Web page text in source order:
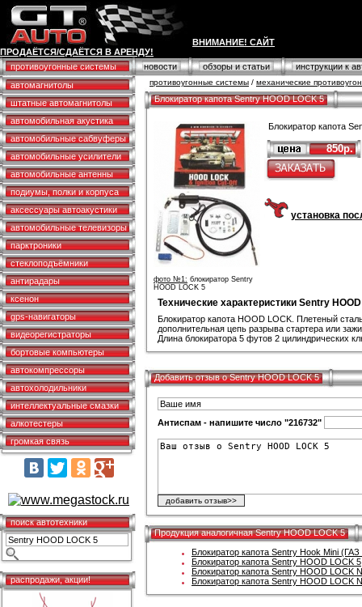
ВНИМАНИЕ! САЙТ
ПРОДАЁТСЯ/СДАЁТСЯ В АРЕНДУ!
противоугонные системы
новости обзоры и статьи
инструкции к
автомагнитолы
штатные автомагнитолы
автомобильная акустика
автомобильные сабвуферы
автомобильные усилители
автомобильные антенны
подиумы, полки и корпуса
аксессуары автоакустики
автомобильные телевизоры
парктроники
стеклоподъёмники
антирадары
ксенон
gps-навигаторы
видеорегистраторы
бортовые компьютеры
автокомпрессоры
автохолодильники
интеллектуальные смазки
алкотестеры
громкая связь
поиск автотехники
распродажи, акции!
противоугонные системы / механические
Блокиратор капота Sentry HOOD LOCK 5
фото №1: блокиратор Sentry
HOOD LOCK 5
Блокиратор капота
850р.
установка
Технические характеристики Sentry
Блокиратор капота HOOD LOCK. Плетеный
дополнительная цепь разрыва стартера или
Длина блокиратора 5 футов 2 цилиндрических
Добавить отзыв о Sentry HOOD LOCK 5
Антиспам - напишите число "216732"
Продукция аналогичная Sentry HOOD LOCK 5
Блокиратор капота Sentry Hook Mini (ГАЗ
Блокиратор капота Sentry HOOD LOCK 5
Блокиратор капота Sentry HOOD LOCK
Блокиратор капота Sentry HOOD LOCK